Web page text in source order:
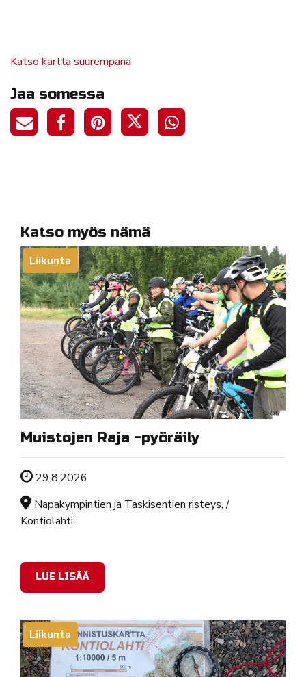
Katso kartta suurempana
Jaa somessa
Katso myös nämä
Liikunta
Muistojen Raja -pyöräily
Tapahtuman ajankohta
29.8.2026
Sijainti
Napakympintien ja Taskisentien risteys, /
Kontiolahti
LUE LISÄÄ
Liikunta